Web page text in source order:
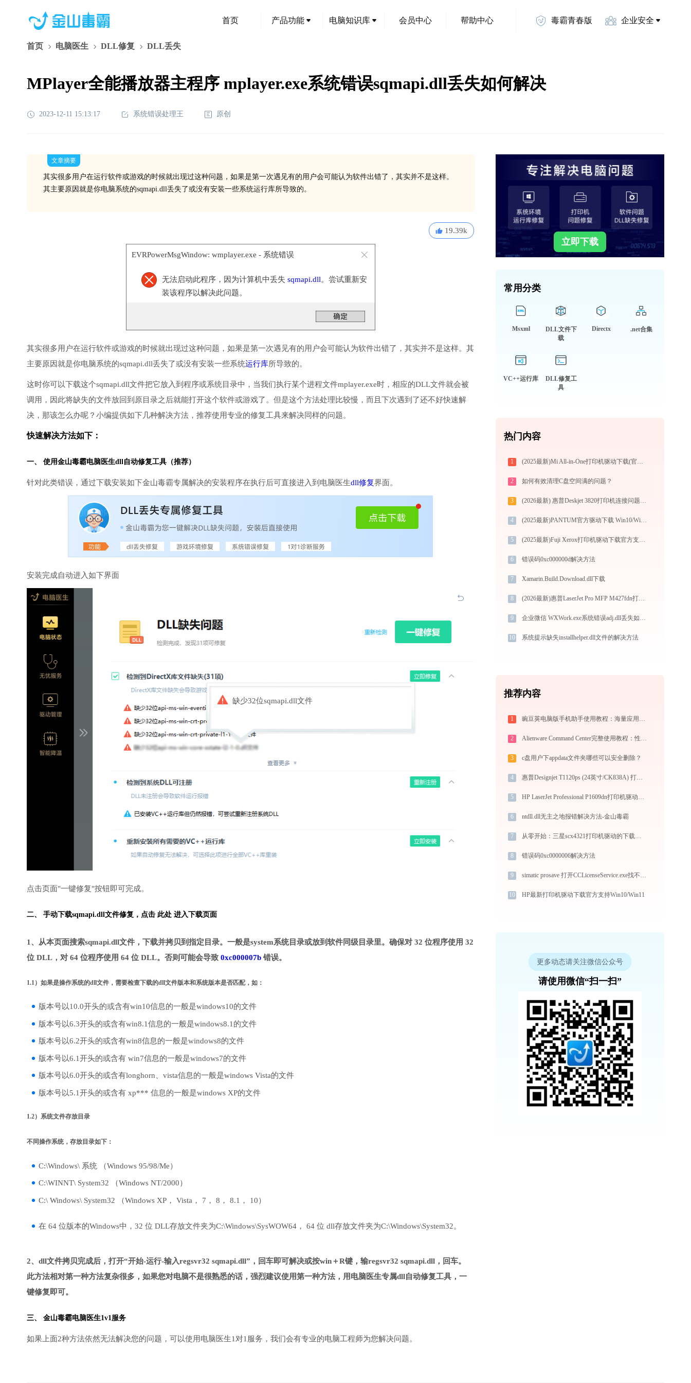
首页 产品功能 电脑知识库 会员中心 帮助中心 毒霸青春版 企业安全
首页 电脑医生 DLL修复 DLL丢失
MPlayer全能播放器主程序 mplayer.exe系统错误sqmapi.dll丢失如何解决
2023-12-11 15:13:17 系统错误处理王 原创
文章摘要
其实很多用户在运行软件或游戏的时候就出现过这种问题，如果是第一次遇见有的用户会可能认为软件出错了，其实并不是这样。
其主要原因就是你电脑系统的sqmapi.dll丢失了或没有安装一些系统运行库所导致的。
19.39k
EVRPowerMsgWindow: wmplayer.exe - 系统错误
无法启动此程序，因为计算机中丢失 sqmapi.dll。尝试重新安
装该程序以解决此问题。
其实很多用户在运行软件或游戏的时候就出现过这种问题，如果是第一次遇见有的用户会可能认为软件出错了，其实并不是这样。其
主要原因就是你电脑系统的sqmapi.dll丢失了或没有安装一些系统运行库所导致的。
这时你可以下载这个sqmapi.dll文件把它放入到程序或系统目录中，当我们执行某个进程文件mplayer.exe时，相应的DLL文件就会被
调用，因此将缺失的文件放回到原目录之后就能打开这个软件或游戏了。但是这个方法处理比较慢，而且下次遇到了还不好快速解
决，那该怎么办呢？小编提供如下几种解决方法，推荐使用专业的修复工具来解决同样的问题。
快速解决方法如下：
一、 使用金山毒霸电脑医生dll自动修复工具（推荐）
针对此类错误，通过下载安装如下金山毒霸专属解决的安装程序在执行后可直接进入到电脑医生dll修复界面。
安装完成自动进入如下界面
缺少32位sqmapi.dll文件
点击页面"一键修复"按钮即可完成。
二、 手动下载sqmapi.dll文件修复， 点击 此处 进入下载页面
1、从本页面搜索sqmapi.dll文件，下载并拷贝到指定目录。一般是system系统目录或放到软件同级目录里。确保对 32 位程序使用 32
位 DLL，对 64 位程序使用 64 位 DLL。否则可能会导致 0xc000007b 错误。
1.1）如果是操作系统的dll文件，需要检查下载的dll文件版本和系统版本是否匹配，如：
版本号以10.0开头的或含有win10信息的一般是windows10的文件
版本号以6.3开头的或含有win8.1信息的一般是windows8.1的文件
版本号以6.2开头的或含有win8信息的一般是windows8的文件
版本号以6.1开头的或含有 win7信息的一般是windows7的文件
版本号以6.0开头的或含有longhorn、vista信息的一般是windows Vista的文件
版本号以5.1开头的或含有 xp*** 信息的一般是windows XP的文件
1.2）系统文件存放目录
不同操作系统，存放目录如下：
C:\Windows\ 系统 （Windows 95/98/Me）
C:\WINNT\ System32 （Windows NT/2000）
C:\ Windows\ System32 （Windows XP， Vista， 7， 8， 8.1， 10）
在 64 位版本的Windows中，32 位 DLL存放文件夹为C:\Windows\SysWOW64， 64 位 dll存放文件夹为C:\Windows\System32。
2、dll文件拷贝完成后，打开“开始-运行-输入regsvr32 sqmapi.dll”，回车即可解决或按win＋R键，输regsvr32 sqmapi.dll，回车。
此方法相对第一种方法复杂很多，如果您对电脑不是很熟悉的话，强烈建议使用第一种方法，用电脑医生专属dll自动修复工具，一
键修复即可。
三、 金山毒霸电脑医生1v1服务
如果上面2种方法依然无法解决您的问题，可以使用电脑医生1对1服务，我们会有专业的电脑工程师为您解决问题。
立即下载
常用分类
Msxml
DLL文件下
载
Directx .net合集
VC++运行库
DLL修复工
具
热门内容
1 (2025最新)Mi All-in-One打印机驱动下载(官方Win10/Win11)
2 如何有效清理C盘空间满的问题？
3 (2026最新) 惠普Deskjet 3820打印机连接问题如何解决？-金山毒霸
4 (2025最新)PANTUM官方驱动下载 Win10/Win11支持
5 (2025最新)Fuji Xerox打印机驱动下载官方支持Win10/Win11
6 错误码0xc000000d解决方法
7 Xamarin.Build.Download.dll下载
8 (2026最新)惠普LaserJet Pro MFP M427fdn打印机驱动下载与安装指南：一步步教您操作
9 企业微信 WXWork.exe系统错误adj.dll丢失如何解决
10 系统提示缺失installhelper.dll文件的解决方法
推荐内容
1 豌豆荚电脑版手机助手使用教程：海量应用一键发掘，电脑轻松管理安卓手机
2 Alienware Command Center完整使用教程：性能调校、灯效定制与游戏配置实战
3 c盘用户下appdata文件夹哪些可以安全删除？
4 惠普Designjet T1120ps (24英寸/CK838A) 打印机无法连接？如何解决 -金山毒霸
5 HP LaserJet Professional P1609dn打印机驱动如何下载安装？这里有你需要的所有信息
6 ntdll.dll无主之地报错解决方法-金山毒霸
7 从零开始：三星scx4321打印机驱动的下载及安装流程
8 错误码0xc0000006解决方法
9 simatic prosave 打开CCLicenseService.exe找不到wincc50.dll怎么办
10 HP最新打印机驱动下载官方支持Win10/Win11
更多动态请关注微信公众号
请使用微信“扫一扫”